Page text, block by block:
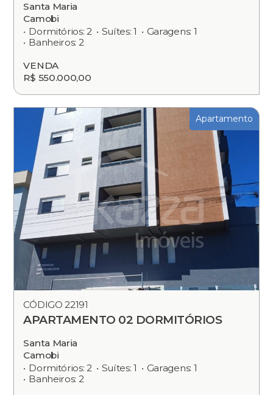
Santa Maria
Camobi
Dormitórios: 2
Suítes: 1
Garagens: 1
Banheiros: 2
VENDA
R$ 550.000,00
Apartamento
CÓDIGO 22191
APARTAMENTO 02 DORMITÓRIOS
Santa Maria
Camobi
Dormitórios: 2
Suítes: 1
Garagens: 1
Banheiros: 2